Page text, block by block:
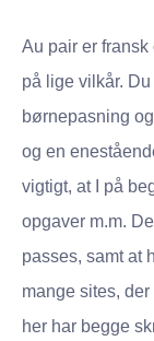
Au pair er fransk
på lige vilkår.
børnepasning
og en
vigtigt, at I på
opgaver m.m.
passes, samt at
mange sites,
her har begge